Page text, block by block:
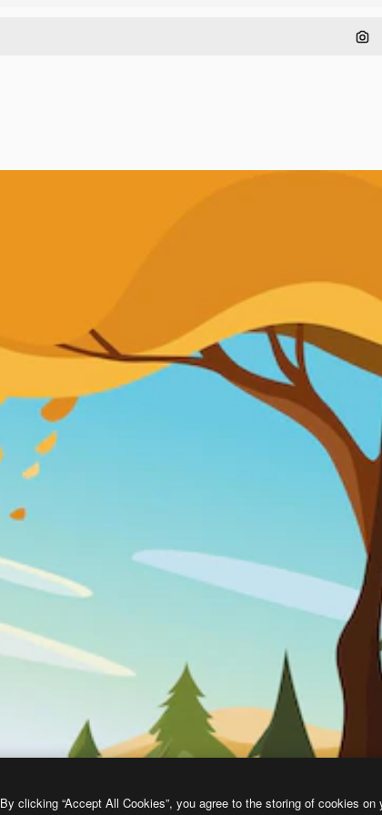
画
By clicking “Accept All Cookies”, you agree to the storing of cookies